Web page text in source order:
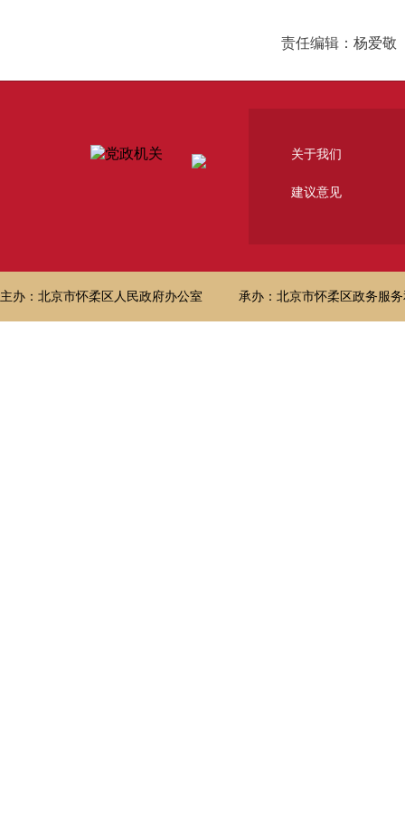
责任编辑：杨爱敬
关于我们
建议意见
主办：北京市怀柔区人民政府办公室 承办：北京市怀柔区政务服